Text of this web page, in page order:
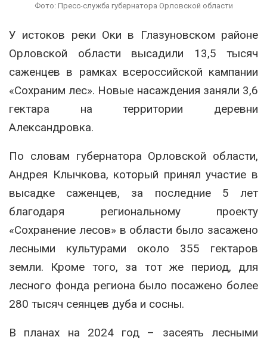
Фото: Пресс-служба губернатора Орловской области
У истоков реки Оки в Глазуновском районе
Орловской области высадили 13,5 тысяч
саженцев в рамках всероссийской кампании
«Сохраним лес». Новые насаждения заняли 3,6
гектара на территории деревни
Александровка.
По словам губернатора Орловской области,
Андрея Клычкова, который принял участие в
высадке саженцев, за последние 5 лет
благодаря региональному проекту
«Сохранение лесов» в области было засажено
лесными культурами около 355 гектаров
земли. Кроме того, за тот же период, для
лесного фонда региона было посажено более
280 тысяч сеянцев дуба и сосны.
В планах на 2024 год – засеять лесными